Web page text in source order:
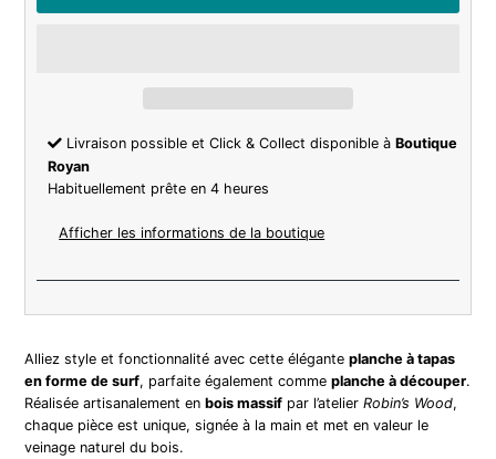
Livraison possible et Click & Collect disponible àBoutique
Royan
Habituellement prête en 4 heures
Afficher les informations de la boutique
Alliez style et fonctionnalité avec cette éléganteplanche à tapas
en forme de surf, parfaite également commeplanche à découper.
Réalisée artisanalement enbois massif par l’atelierRobin’s Wood,
chaque pièce est unique, signée à la main et met en valeur le
veinage naturel du bois.